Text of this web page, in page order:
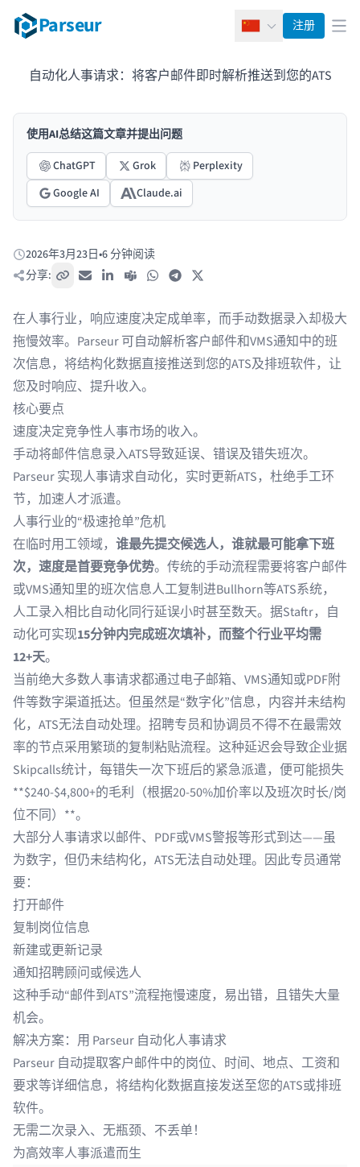
Parseur 简体中文
注册 打
自动化人事请求：将客户邮件即时解析推送到您的ATS
使用AI总结这篇文章并提出问题
ChatGPT
Grok
Perplexity
Google AI
Claude.ai
发布于:
2026年3月23日•6 分钟阅读
分享:
复制链接电子邮件LinkedIn
Teams WhatsAppTelegram
在人事行业，响应速度决定成单率，而手动数据录入却极大
拖慢效率。Parseur 可自动解析客户邮件和VMS通知中的班
次信息，将结构化数据直接推送到您的ATS及排班软件，让
您及时响应、提升收入。
核心要点
速度决定竞争性人事市场的收入。
手动将邮件信息录入ATS导致延误、错误及错失班次。
Parseur 实现人事请求自动化，实时更新ATS，杜绝手工环
节，加速人才派遣。
人事行业的“极速抢单”危机
在临时用工领域， 谁最先提交候选人，谁就最可能拿下班
次，速度是首要竞争优势。传统的手动流程需要将客户邮件
或VMS通知里的班次信息人工复制进Bullhorn等ATS系统，
人工录入相比自动化同行延误小时甚至数天。据Staftr，自
动化可实现15分钟内完成班次填补，而整个行业平均需
12+天。
当前绝大多数人事请求都通过电子邮箱、VMS通知或PDF附
件等数字渠道抵达。但虽然是“数字化”信息，内容并未结构
化，ATS无法自动处理。招聘专员和协调员不得不在最需效
率的节点采用繁琐的复制粘贴流程。这种延迟会导致企业据
Skipcalls统计，每错失一次下班后的紧急派遣，便可能损失
**$240-$4,800+的毛利（根据20-50%加价率以及班次时长/岗
位不同）**。
大部分人事请求以邮件、PDF或VMS警报等形式到达——虽
为数字，但仍未结构化，ATS无法自动处理。因此专员通常
要：
打开邮件
复制岗位信息
新建或更新记录
通知招聘顾问或候选人
这种手动“邮件到ATS”流程拖慢速度，易出错，且错失大量
机会。
解决方案：用 Parseur 自动化人事请求
Parseur 自动提取客户邮件中的岗位、时间、地点、工资和
要求等详细信息，将结构化数据直接发送至您的ATS或排班
软件。
无需二次录入、无瓶颈、不丢单！
为高效率人事派遣而生